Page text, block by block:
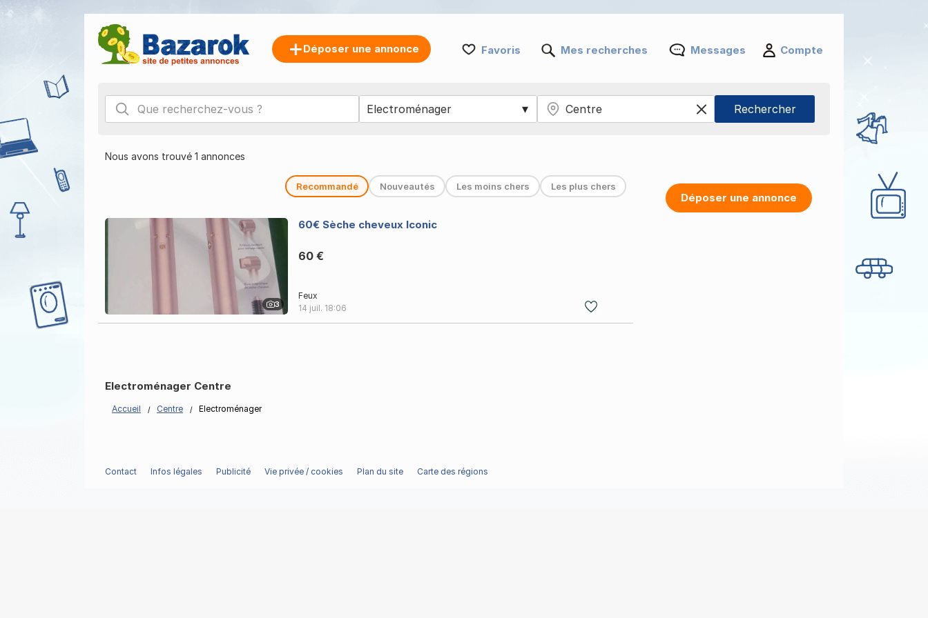
Déposer une annonce Favoris Mes recherches Messages Compte
Nous avons trouvé 1 annonces
Recommandé Nouveautés Les moins chers Les plus chers
3
60€ Sèche cheveux Iconic
60 €
Feux
14 juil. 18:06
Electroménager Centre
Accueil Centre Electroménager
Déposer une annonce
Contact Infos légales Publicité Vie privée / cookies Plan du site Carte des régions